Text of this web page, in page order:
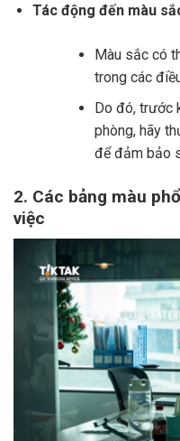
Tác động đến màu
Màu sắc có
trong các
Do đó, trước
phòng, hãy
để đảm bảo
2. Các bảng màu
việc